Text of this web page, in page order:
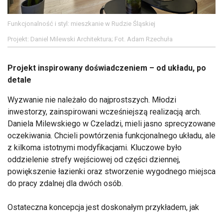
Funkcjonalność i styl: mieszkanie w Rudzie Śląskiej
Projekt: Daniel Milewski Architektura; Fot. Adam Rzechuła
Projekt inspirowany doświadczeniem – od układu, po
detale
Wyzwanie nie należało do najprostszych. Młodzi
inwestorzy, zainspirowani wcześniejszą realizacją arch.
Daniela Milewskiego w Czeladzi, mieli jasno sprecyzowane
oczekiwania. Chcieli powtórzenia funkcjonalnego układu, ale
z kilkoma istotnymi modyfikacjami. Kluczowe było
oddzielenie strefy wejściowej od części dziennej,
powiększenie łazienki oraz stworzenie wygodnego miejsca
do pracy zdalnej dla dwóch osób.
Ostateczna koncepcja jest doskonałym przykładem, jak